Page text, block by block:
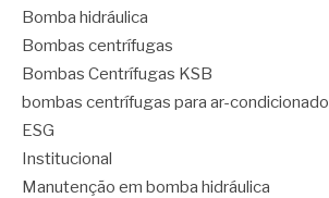
Bomba hidráulica
Bombas centrífugas
Bombas Centrífugas KSB
bombas centrífugas para ar-condicionado
ESG
Institucional
Manutenção em bomba hidráulica